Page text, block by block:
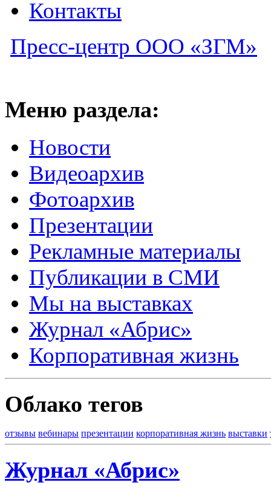
Контакты
Пресс-центр ООО «ЗГМ»
Меню раздела:
Новости
Видеоархив
Фотоархив
Презентации
Рекламные материалы
Публикации в СМИ
Мы на выставках
Журнал «Абрис»
Корпоративная жизнь
Облако тегов
отзывы вебинары презентации корпоративная жизнь выставки
Журнал «Абрис»